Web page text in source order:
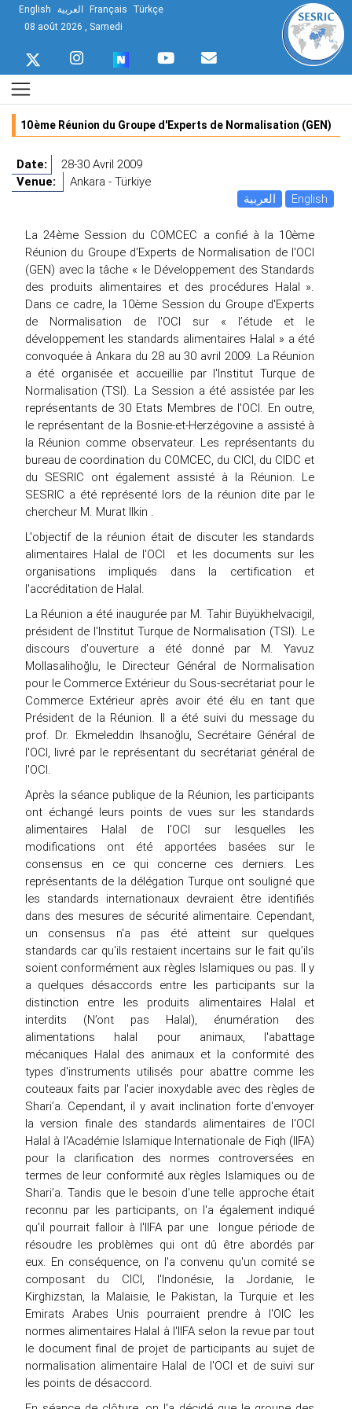
English العربية Français Türkçe
08 août 2026 , Samedi
10ème Réunion du Groupe d'Experts de Normalisation (GEN)
Date:
28-30 Avril 2009
Venue:
Ankara - Türkiye
العربية
English
La 24ème Session du COMCEC a confié à la 10ème
Réunion du Groupe d'Experts de Normalisation de l'OCI
(GEN) avec la tâche « le Développement des Standards
des produits alimentaires et des procédures Halal ».
Dans ce cadre, la 10ème Session du Groupe d'Experts
de Normalisation de l'OCI sur « l’étude et le
développement les standards alimentaires Halal » a été
convoquée à Ankara du 28 au 30 avril 2009. La Réunion
a été organisée et accueillie par l'Institut Turque de
Normalisation (TSI). La Session a été assistée par les
représentants de 30 Etats Membres de l'OCI. En outre,
le représentant de la Bosnie-et-Herzégovine a assisté à
la Réunion comme observateur. Les représentants du
bureau de coordination du COMCEC, du CICI, du CIDC et
du SESRIC ont également assisté à la Réunion. Le
SESRIC a été représenté lors de la réunion dite par le
chercheur M. Murat Ilkin .
L'objectif de la réunion était de discuter les standards
alimentaires Halal de l'OCI et les documents sur les
organisations impliqués dans la certification et
l'accréditation de Halal.
La Réunion a été inaugurée par M. Tahir Büyükhelvacigil,
président de l'Institut Turque de Normalisation (TSI). Le
discours d'ouverture a été donné par M. Yavuz
Mollasalihoğlu, le Directeur Général de Normalisation
pour le Commerce Extérieur du Sous-secrétariat pour le
Commerce Extérieur après avoir été élu en tant que
Président de la Réunion. Il a été suivi du message du
prof. Dr. Ekmeleddin Ihsanoğlu, Secrétaire Général de
l'OCI, livré par le représentant du secrétariat général de
l'OCI.
Après la séance publique de la Réunion, les participants
ont échangé leurs points de vues sur les standards
alimentaires Halal de l'OCI sur lesquelles les
modifications ont été apportées basées sur le
consensus en ce qui concerne ces derniers. Les
représentants de la délégation Turque ont souligné que
les standards internationaux devraient être identifiés
dans des mesures de sécurité alimentaire. Cependant,
un consensus n'a pas été atteint sur quelques
standards car qu'ils restaient incertains sur le fait qu’ils
soient conformément aux règles Islamiques ou pas. Il y
a quelques désaccords entre les participants sur la
distinction entre les produits alimentaires Halal et
interdits (N’ont pas Halal), énumération des
alimentations halal pour animaux, l'abattage
mécaniques Halal des animaux et la conformité des
types d'instruments utilisés pour abattre comme les
couteaux faits par l'acier inoxydable avec des règles de
Shari’a. Cependant, il y avait inclination forte d'envoyer
la version finale des standards alimentaires de l'OCI
Halal à l'Académie Islamique Internationale de Fiqh (IIFA)
pour la clarification des normes controversées en
termes de leur conformité aux règles Islamiques ou de
Shari’a. Tandis que le besoin d'une telle approche était
reconnu par les participants, on l'a également indiqué
qu'il pourrait falloir à l'IIFA par une longue période de
résoudre les problèmes qui ont dû être abordés par
eux. En conséquence, on l'a convenu qu'un comité se
composant du CICI, l'Indonésie, la Jordanie, le
Kirghizstan, la Malaisie, le Pakistan, la Turquie et les
Emirats Arabes Unis pourraient prendre à l'OIC les
normes alimentaires Halal à l'IIFA selon la revue par tout
le document final de projet de participants au sujet de
normalisation alimentaire Halal de l'OCI et de suivi sur
les points de désaccord.